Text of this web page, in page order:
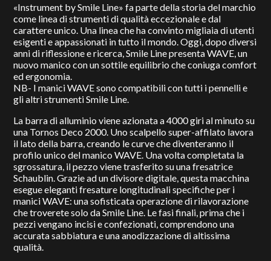
«Instrument by Smile Line» fa parte della storia del marchio
come linea di strumenti di qualità eccezionale e dal
carattere unico. Una linea che ha convinto migliaia di utenti
esigenti e appassionati in tutto il mondo. Oggi, dopo diversi
anni di riflessione e ricerca, Smile Line presenta WAVE, un
nuovo manico con un sottile equilibrio che coniuga comfort
ed ergonomia.
NB- I manici WAVE sono compatibili con tutti i pennelli e
gli altri strumenti Smile Line.
La barra di alluminio viene azionata a 4000 giri al minuto su
una Tornos Deco 2000. Uno scalpello super-affilato lavora
il lato della barra, creando le curve che diventeranno il
profilo unico del manico WAVE. Una volta completata la
sgrossatura, il pezzo viene trasferito su una fresatrice
Schaublin. Grazie ad un divisore digitale, questa macchina
esegue eleganti fresature longitudinali specifiche per i
manici WAVE: una sofisticata operazione di rilavorazione
che troverete solo da Smile Line. Le fasi finali, prima che i
pezzi vengano incisi e confezionati, comprendono una
accurata sabbiatura e una anodizzazione di altissima
qualità.